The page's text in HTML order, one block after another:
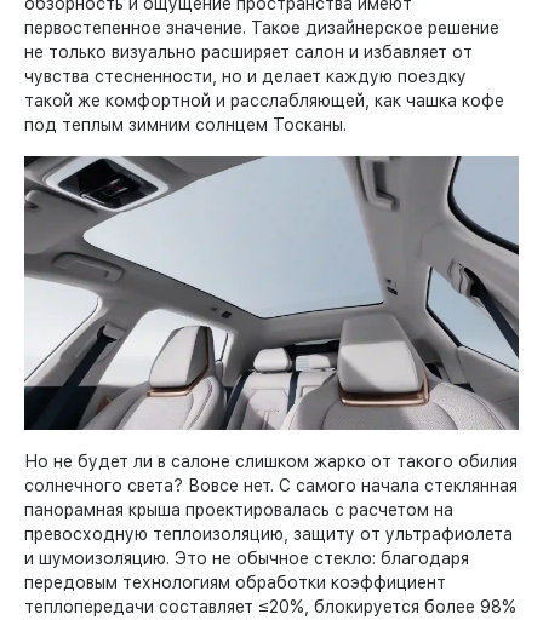
первостепенное значение. Такое дизайнерское решение
не только визуально расширяет салон и избавляет от
чувства стесненности, но и делает каждую поездку
такой же комфортной и расслабляющей, как чашка кофе
под теплым зимним солнцем Тосканы.
Но не будет ли в салоне слишком жарко от такого обилия
солнечного света? Вовсе нет. С самого начала стеклянная
панорамная крыша проектировалась с расчетом на
превосходную теплоизоляцию, защиту от ультрафиолета
и шумоизоляцию. Это не обычное стекло: благодаря
передовым технологиям обработки коэффициент
теплопередачи составляет ≤20%, блокируется более 98%